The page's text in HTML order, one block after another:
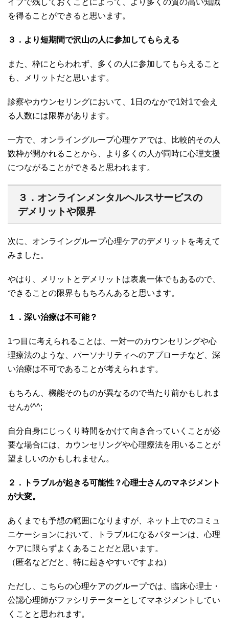
を得ることができると思います。
３．より短期間で沢山の人に参加してもらえる
また、枠にとらわれず、多くの人に参加してもらえること
も、メリットだと思います。
診察やカウンセリングにおいて、1日のなかで1対1で会え
る人数には限界があります。
一方で、オンライングループ心理ケアでは、比較的その人
数枠が開かれることから、より多くの人が同時に心理支援
につながることができると思われます。
３．オンラインメンタルヘルスサービスの
デメリットや限界
次に、オンライングループ心理ケアのデメリットを考えて
みました。
やはり、メリットとデメリットは表裏一体でもあるので、
できることの限界ももちろんあると思います。
１．深い治療は不可能？
1つ目に考えられることは、一対一のカウンセリングや心
理療法のような、パーソナリティへのアプローチなど、深
い治療は不可であることが考えられます。
もちろん、機能そのものが異なるので当たり前かもしれま
せんが^^;
自分自身にじっくり時間をかけて向き合っていくことが必
要な場合には、カウンセリングや心理療法を用いることが
望ましいのかもしれません。
２．トラブルが起きる可能性？心理士さんのマネジメント
が大変。
あくまでも予想の範囲になりますが、ネット上でのコミュ
ニケーションにおいて、トラブルになるパターンは、心理
ケアに限らずよくあることだと思います。
（匿名などだと、特に起きやすいですよね）
ただし、こちらの心理ケアのグループでは、臨床心理士・
公認心理師がファシリテーターとしてマネジメントしてい
くことと思われます。